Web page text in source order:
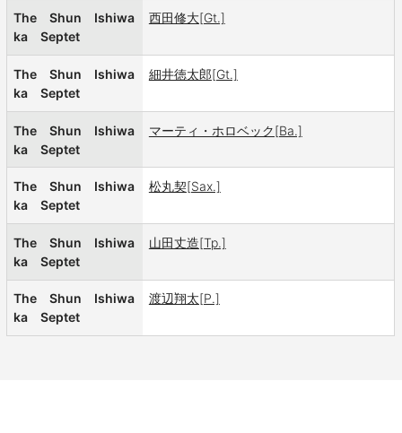
The Shun Ishiwa
ka Septet
西田修大[Gt.]
The Shun Ishiwa
ka Septet
細井徳太郎[Gt.]
The Shun Ishiwa
ka Septet
マーティ・ホロベック[Ba.]
The Shun Ishiwa
ka Septet
松丸契[Sax.]
The Shun Ishiwa
ka Septet
山田丈造[Tp.]
The Shun Ishiwa
ka Septet
渡辺翔太[P.]